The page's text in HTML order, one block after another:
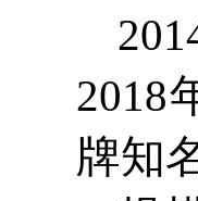
2018
牌知